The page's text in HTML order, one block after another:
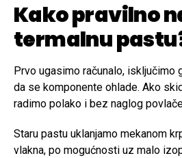
Kako pravilno
termalnu
Prvo ugasimo računalo, isključimo
da se komponente ohlade. Ako
radimo polako i bez naglog
Staru pastu uklanjamo mekanom
vlakna, po mogućnosti uz malo